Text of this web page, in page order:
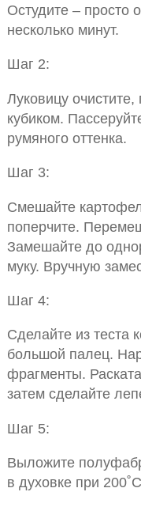
Остудите – просто
несколько минут.
Шаг 2:
Луковицу
кубиком.
румяного оттенка.
Шаг 3:
Смешайте
поперчите.
Замешайте до
муку. Вручную
Шаг 4:
Сделайте из теста
большой палец.
фрагменты.
затем сделайте
Шаг 5:
Выложите
в духовке при